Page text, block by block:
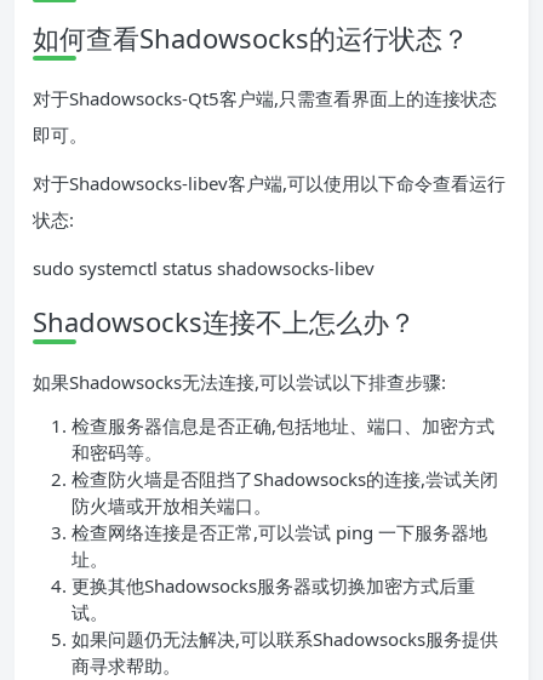
如何查看Shadowsocks的运行状态？
对于Shadowsocks-Qt5客户端,只需查看界面上的连接状态
即可。
对于Shadowsocks-libev客户端,可以使用以下命令查看运行
状态:
sudo systemctl status shadowsocks-libev
Shadowsocks连接不上怎么办？
如果Shadowsocks无法连接,可以尝试以下排查步骤:
检查服务器信息是否正确,包括地址、端口、加密方式
和密码等。
检查防火墙是否阻挡了Shadowsocks的连接,尝试关闭
防火墙或开放相关端口。
检查网络连接是否正常,可以尝试 ping 一下服务器地
址。
更换其他Shadowsocks服务器或切换加密方式后重
试。
如果问题仍无法解决,可以联系Shadowsocks服务提供
商寻求帮助。